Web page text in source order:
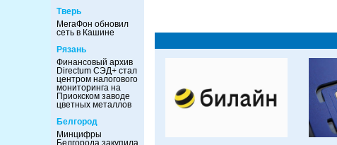
Тверь
МегаФон обновил
сеть в Кашине
Рязань
Финансовый архив
Directum СЭД+ стал
центром налогового
мониторинга на
Приокском заводе
цветных металлов
Белгород
Минцифры
Белгорода закупила